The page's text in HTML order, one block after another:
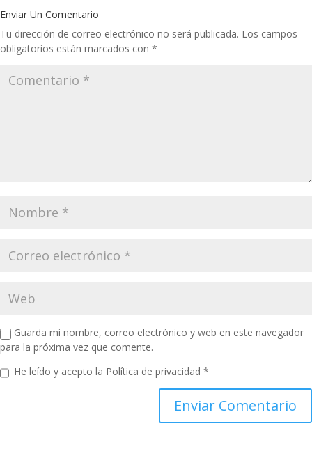
Enviar Un Comentario
Tu dirección de correo electrónico no será publicada. Los campos
obligatorios están marcados con *
Guarda mi nombre, correo electrónico y web en este navegador
para la próxima vez que comente.
He leído y acepto la Política de privacidad *